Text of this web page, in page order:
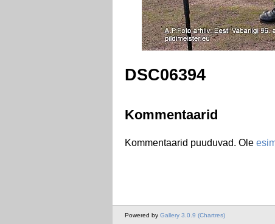
DSC06394
Kommentaarid
Kommentaarid puuduvad. Ole
Powered by Gallery 3.0.9 (Chartres)